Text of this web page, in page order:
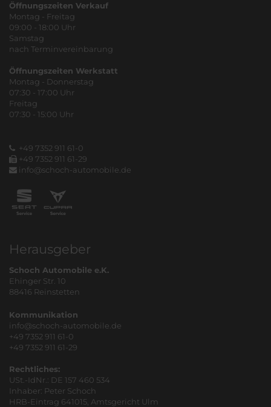
Öffnungszeiten Verkauf
Montag - Freitag
09:00 - 18:00 Uhr
Samstag
nach Terminvereinbarung
Öffnungszeiten Werkstatt
Montag - Donnerstag
07:30 - 17:00 Uhr
Freitag
07:30 - 15:00 Uhr
+49 7352 911 61-0
+49 7352 911 61-29
info@schoch-automobile.de
Herausgeber
Schoch Automobile e.K.
Ehinger Str. 10
88416 Reinstetten
Kommunikation
info@schoch-automobile.de
+49 7352 911 61-0
+49 7352 911 61-29
Rechtliches:
USt.-IdNr.: DE 157 460 534
Inhaber: Peter Schoch
HRB-Eintrag 641015, Amtsgericht Ulm